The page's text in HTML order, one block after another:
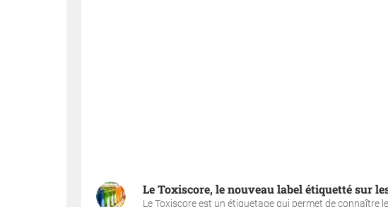
Le Toxiscore, le nouveau label étiquetté sur
Le Toxiscore est un étiquetage qui permet de connaître